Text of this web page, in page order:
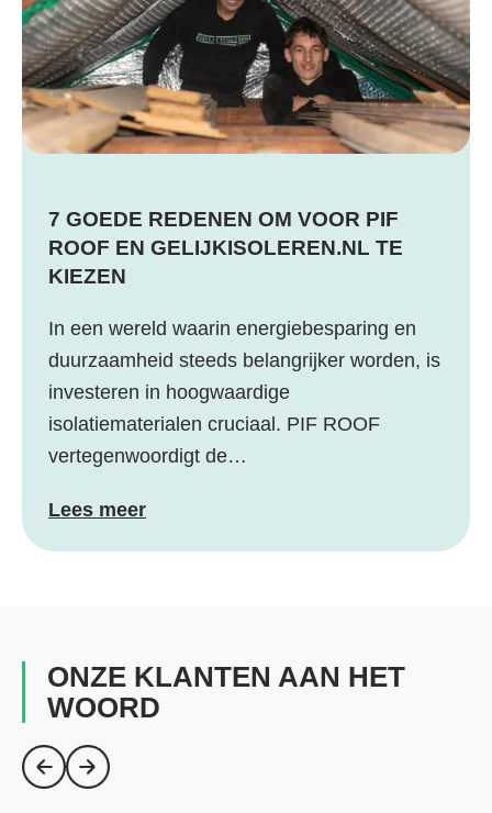
7 GOEDE REDENEN OM VOOR PIF
ROOF EN GELIJKISOLEREN.NL TE
KIEZEN
In een wereld waarin energiebesparing en
duurzaamheid steeds belangrijker worden, is
investeren in hoogwaardige
isolatiematerialen cruciaal. PIF ROOF
vertegenwoordigt de…
Lees meer
ONZE KLANTEN AAN HET
WOORD